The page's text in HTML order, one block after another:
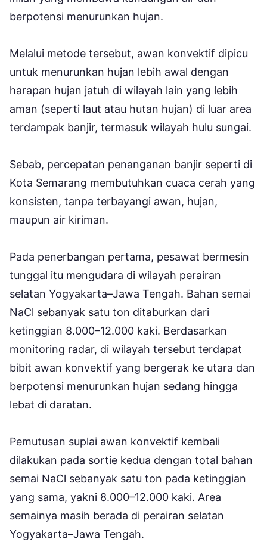
berpotensi menurunkan hujan.
Melalui metode tersebut, awan konvektif dipicu
untuk menurunkan hujan lebih awal dengan
harapan hujan jatuh di wilayah lain yang lebih
aman (seperti laut atau hutan hujan) di luar area
terdampak banjir, termasuk wilayah hulu sungai.
Sebab, percepatan penanganan banjir seperti di
Kota Semarang membutuhkan cuaca cerah yang
konsisten, tanpa terbayangi awan, hujan,
maupun air kiriman.
Pada penerbangan pertama, pesawat bermesin
tunggal itu mengudara di wilayah perairan
selatan Yogyakarta–Jawa Tengah. Bahan semai
NaCl sebanyak satu ton ditaburkan dari
ketinggian 8.000–12.000 kaki. Berdasarkan
monitoring radar, di wilayah tersebut terdapat
bibit awan konvektif yang bergerak ke utara dan
berpotensi menurunkan hujan sedang hingga
lebat di daratan.
Pemutusan suplai awan konvektif kembali
dilakukan pada sortie kedua dengan total bahan
semai NaCl sebanyak satu ton pada ketinggian
yang sama, yakni 8.000–12.000 kaki. Area
semainya masih berada di perairan selatan
Yogyakarta–Jawa Tengah.